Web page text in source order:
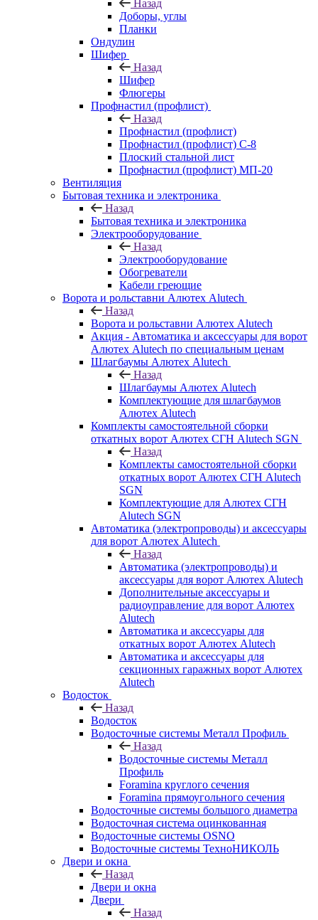
Назад
Доборы, углы
Планки
Ондулин
Шифер
Назад
Шифер
Флюгеры
Профнастил (профлист)
Назад
Профнастил (профлист)
Профнастил (профлист) С-8
Плоский стальной лист
Профнастил (профлист) МП-20
Вентиляция
Бытовая техника и электроника
Назад
Бытовая техника и электроника
Электрооборудование
Назад
Электрооборудование
Обогреватели
Кабели греющие
Ворота и рольставни Алютех Alutech
Назад
Ворота и рольставни Алютех Alutech
Акция - Автоматика и аксессуары для ворот
Алютех Alutech по специальным ценам
Шлагбаумы Алютех Alutech
Назад
Шлагбаумы Алютех Alutech
Комплектующие для шлагбаумов
Алютех Alutech
Комплекты самостоятельной сборки
откатных ворот Алютех СГН Alutech SGN
Назад
Комплекты самостоятельной сборки
откатных ворот Алютех СГН Alutech
SGN
Комплектующие для Алютех СГН
Alutech SGN
Автоматика (электропроводы) и аксессуары
для ворот Алютех Alutech
Назад
Автоматика (электропроводы) и
аксессуары для ворот Алютех Alutech
Дополнительные аксессуары и
радиоуправление для ворот Алютех
Alutech
Автоматика и аксессуары для
откатных ворот Алютех Alutech
Автоматика и аксессуары для
секционных гаражных ворот Алютех
Alutech
Водосток
Назад
Водосток
Водосточные системы Металл Профиль
Назад
Водосточные системы Металл
Профиль
Foramina круглого сечения
Foramina прямоугольного сечения
Водосточные системы большого диаметра
Водосточная система оцинкованная
Водосточные системы OSNO
Водосточные системы ТехноНИКОЛЬ
Двери и окна
Назад
Двери и окна
Двери
Назад